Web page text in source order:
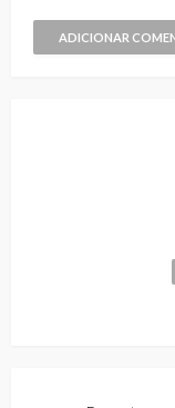
ADICIONAR